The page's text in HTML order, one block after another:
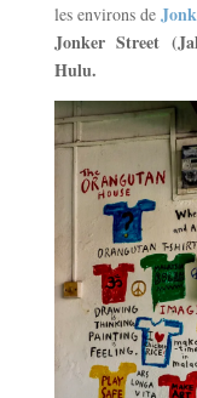
les environs de
Jonker Street
Hulu.